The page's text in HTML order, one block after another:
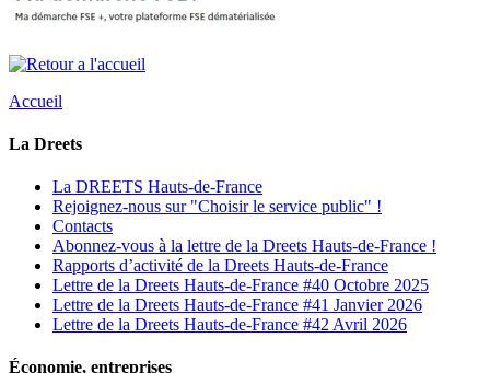
Accueil
La Dreets
La DREETS Hauts-de-France
Rejoignez-nous sur "Choisir le service public" !
Contacts
Abonnez-vous à la lettre de la Dreets Hauts-de-France !
Rapports d’activité de la Dreets Hauts-de-France
Lettre de la Dreets Hauts-de-France #40 Octobre 2025
Lettre de la Dreets Hauts-de-France #41 Janvier 2026
Lettre de la Dreets Hauts-de-France #42 Avril 2026
Économie, entreprises